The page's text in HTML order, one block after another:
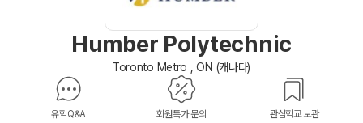
Humber Polytechnic
Toronto Metro , ON (캐나다)
유학Q&A 회원특가 문의 관심학교 보관